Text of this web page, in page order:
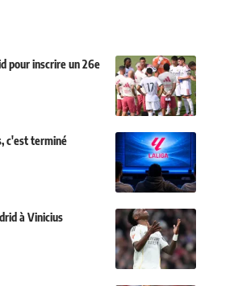
pour inscrire un 26e
c'est terminé
à Vinicius